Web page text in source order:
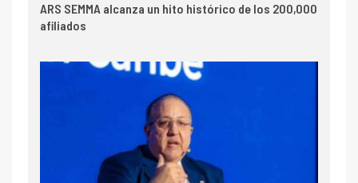
ARS SEMMA alcanza un hito histórico de los 200,000
afiliados